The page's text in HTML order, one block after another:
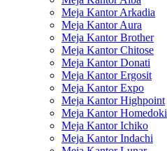
Meja Kantor Arkadia
Meja Kantor Aura
Meja Kantor Brother
Meja Kantor Chitose
Meja Kantor Donati
Meja Kantor Ergosit
Meja Kantor Expo
Meja Kantor Highpoint
Meja Kantor Homedoki
Meja Kantor Ichiko
Meja Kantor Indachi